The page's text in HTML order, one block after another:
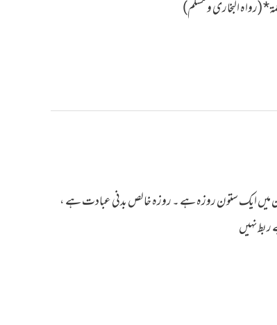
(رواہ البخاری و مسلم)
،ان میں ایک ستون روزہ ہے ۔ روزہ خالص بدنی عبادت ہے ،
نہیں